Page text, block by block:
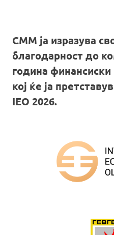
СММ ја изразува
благодарност до
година
кој ќе ја
IEO 2026.